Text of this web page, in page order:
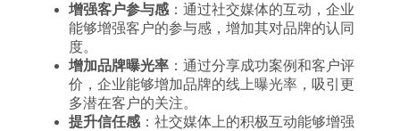
增强客户参与感：通过社交媒体的互动，企业
能够增强客户的参与感，增加其对品牌的认同
度。
增加品牌曝光率：通过分享成功案例和客户评
价，企业能够增加品牌的线上曝光率，吸引更
多潜在客户的关注。
提升信任感：社交媒体上的积极互动能够增强